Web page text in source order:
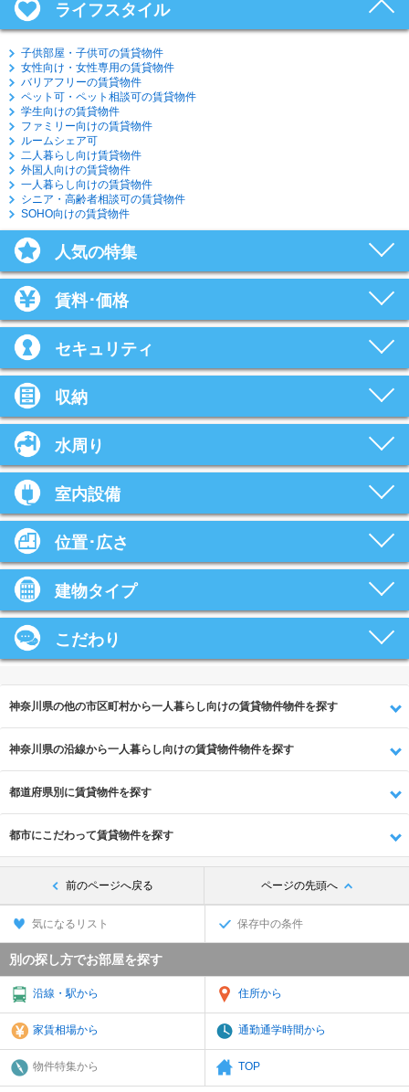
ライフスタイル
子供部屋・子供可の賃貸物件
女性向け・女性専用の賃貸物件
バリアフリーの賃貸物件
ペット可・ペット相談可の賃貸物件
学生向けの賃貸物件
ファミリー向けの賃貸物件
ルームシェア可
二人暮らし向け賃貸物件
外国人向けの賃貸物件
一人暮らし向けの賃貸物件
シニア・高齢者相談可の賃貸物件
SOHO向けの賃貸物件
人気の特集
賃料･価格
セキュリティ
収納
水周り
室内設備
位置･広さ
建物タイプ
こだわり
神奈川県の他の市区町村から一人暮らし向けの賃貸物件物件を探す
神奈川県の沿線から一人暮らし向けの賃貸物件物件を探す
都道府県別に賃貸物件を探す
都市にこだわって賃貸物件を探す
前のページへ戻る ページの先頭へ
気になるリスト 保存中の条件
別の探し方でお部屋を探す
沿線・駅から 住所から
家賃相場から 通勤通学時間から
物件特集から TOP